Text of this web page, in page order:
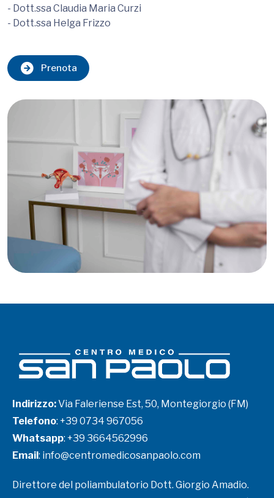
- Dott.ssa Claudia Maria Curzi
- Dott.ssa Helga Frizzo
Prenota
Indirizzo:Via Faleriense Est, 50, Montegiorgio (FM)
Telefono: +39 0734 967056
Whatsapp: +39 3664562996
Email: info@centromedicosanpaolo.com
Direttore del poliambulatorio Dott. Giorgio Amadio.